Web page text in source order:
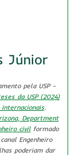
Júnior
pela USP –
da USP (2024)
.
Department
civilformado
Engenheiro
poderiam dar